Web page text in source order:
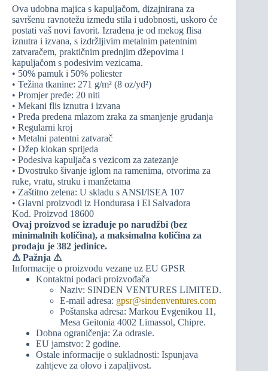
Ova udobna majica s kapuljačom, dizajnirana za
savršenu ravnotežu između stila i udobnosti, uskoro će
postati vaš novi favorit. Izrađena je od mekog flisa
iznutra i izvana, s izdržljivim metalnim patentnim
zatvaračem, praktičnim prednjim džepovima i
kapuljačom s podesivim vezicama.
• 50% pamuk i 50% poliester
• Težina tkanine: 271 g/m² (8 oz/yd²)
• Promjer pređe: 20 niti
• Mekani flis iznutra i izvana
• Pređa predena mlazom zraka za smanjenje grudanja
• Regularni kroj
• Metalni patentni zatvarač
• Džep klokan sprijeda
• Podesiva kapuljača s vezicom za zatezanje
• Dvostruko šivanje iglom na ramenima, otvorima za
ruke, vratu, struku i manžetama
• Zaštitno zelena: U skladu s ANSI/ISEA 107
• Glavni proizvodi iz Hondurasa i El Salvadora
Kod. Proizvod 18600
Ovaj proizvod se izrađuje po narudžbi (bez
minimalnih količina), a maksimalna količina za
prodaju je 382 jedinice.
⚠ Pažnja ⚠
Informacije o proizvodu vezane uz EU GPSR
Kontaktni podaci proizvođača
Naziv: SINDEN VENTURES LIMITED.
E-mail adresa: gpsr@sindenventures.com
Poštanska adresa: Markou Evgenikou 11,
Mesa Geitonia 4002 Limassol, Chipre.
Dobna ograničenja: Za odrasle.
EU jamstvo: 2 godine.
Ostale informacije o sukladnosti: Ispunjava
zahtjeve za olovo i zapaljivost.